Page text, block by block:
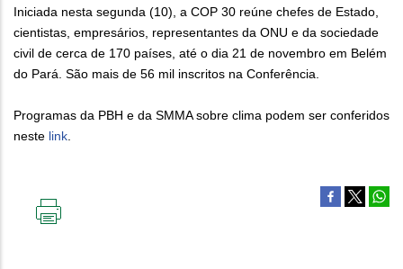
Iniciada nesta segunda (10), a COP 30 reúne chefes de Estado,
cientistas, empresários, representantes da ONU e da sociedade
civil de cerca de 170 países, até o dia 21 de novembro em Belém
do Pará. São mais de 56 mil inscritos na Conferência.
Programas da PBH e da SMMA sobre clima podem ser conferidos
neste link.